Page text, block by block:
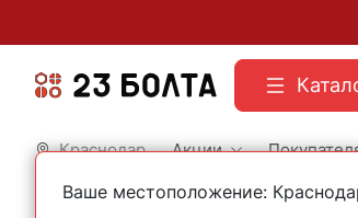
Краснодар Акции
Главная Строительный крепеж Нержавеющий крепеж
Ваше местоположение: